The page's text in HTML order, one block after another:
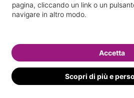
pagina, cliccando un link o un
navigare in altro modo.
Scopri di più e
Accetta